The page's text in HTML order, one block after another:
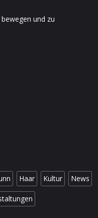
und zu
Haar Kultur News